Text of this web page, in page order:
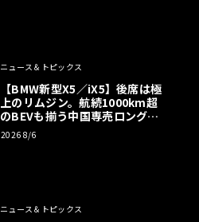
ニュース＆トピックス
【BMW新型X5／iX5】後席は極
上のリムジン。航続1000km超
のBEVも揃う中国専売ロング仕
様の全貌
2026 8/6
ニュース＆トピックス